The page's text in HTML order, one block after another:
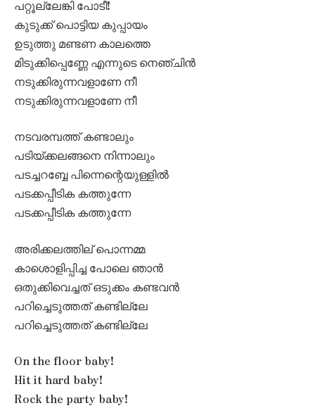
പറ്റൂല്ലേങ്കി പോടീ!
കുടുക്ക് പൊട്ടിയ കുപ്പായം
ഉടുത്തു മണ്ടണ കാലത്തെ
മിടുക്കിപ്പെണ്ണേ എന്നുടെ നെഞ്ചിൻ
നടുക്കിരുന്നവളാണേ നീ
നടുക്കിരുന്നവളാണേ നീ
നടവരമ്പത്ത് കണ്ടാലും
പടിയ്ക്കലങ്ങനെ നിന്നാലും
പടച്ചറബ്ബേ പിന്നെന്റെയുള്ളിൽ
പടക്കപ്പീടിക കത്തുന്നേ
പടക്കപ്പീടിക കത്തുന്നേ
അരിക്കലത്തില് പൊന്നമ്മ
കാശൊളിപ്പിച്ച പോലെ ഞാൻ
ഒതുക്കിവെച്ചത് ഒടുക്കം കണ്ടവൻ
പറിച്ചെടുത്തത് കണ്ടില്ലേ
പറിച്ചെടുത്തത് കണ്ടില്ലേ
On the floor baby!
Hit it hard baby!
Rock the party baby!